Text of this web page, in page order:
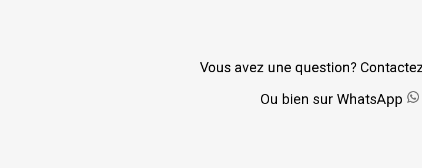
Vous avez une question?
Ou bien sur WhatsApp